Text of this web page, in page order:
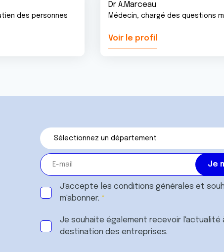
des personnes
Dr A.Marceau
Médecin, chargé des questions
Voir le profil
J'accepte les conditions générales et
m'abonner.
Je souhaite également recevoir l'actualité
destination des entreprises.